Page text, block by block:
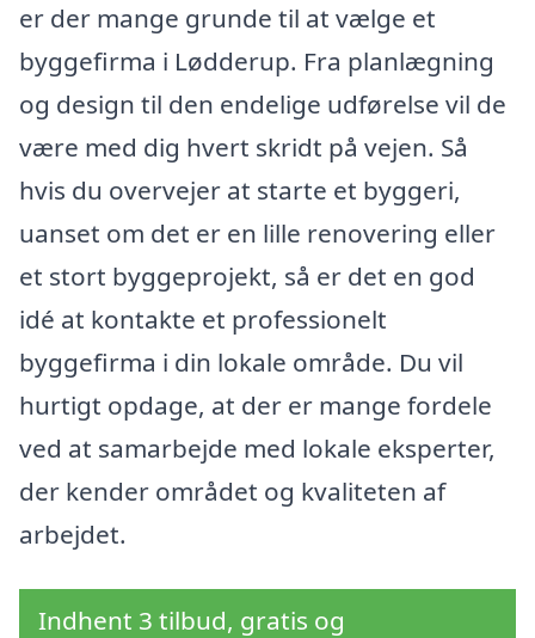
er der mange grunde til at vælge et
byggefirma i Lødderup. Fra planlægning
og design til den endelige udførelse vil de
være med dig hvert skridt på vejen. Så
hvis du overvejer at starte et byggeri,
uanset om det er en lille renovering eller
et stort byggeprojekt, så er det en god
idé at kontakte et professionelt
byggefirma i din lokale område. Du vil
hurtigt opdage, at der er mange fordele
ved at samarbejde med lokale eksperter,
der kender området og kvaliteten af
arbejdet.
Indhent 3 tilbud, gratis og